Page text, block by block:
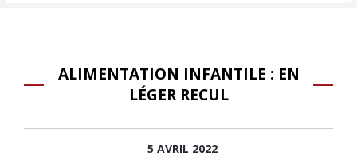
ALIMENTATION INFANTILE : EN
LÉGER RECUL
5 AVRIL 2022